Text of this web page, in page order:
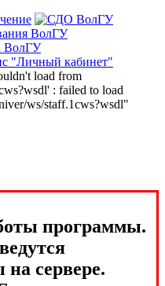
ВолГУ
ВолГУ
"Личный кабинет"
load from
: failed to load
ws/staff.1cws?wsdl"
программы.
на сервере.